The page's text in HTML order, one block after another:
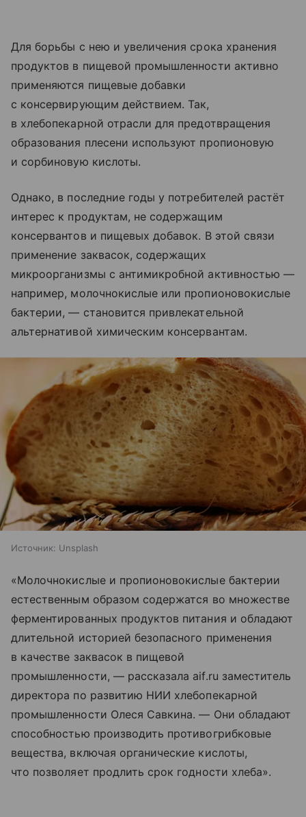
Для борьбы с нею и увеличения срока хранения
продуктов в пищевой промышленности активно
применяются пищевые добавки
с консервирующим действием. Так,
в хлебопекарной отрасли для предотвращения
образования плесени используют пропионовую
и сорбиновую кислоты.
Однако, в последние годы у потребителей растёт
интерес к продуктам, не содержащим
консервантов и пищевых добавок. В этой связи
применение заквасок, содержащих
микроорганизмы с антимикробной активностью —
например, молочнокислые или пропионовокислые
бактерии, — становится привлекательной
альтернативой химическим консервантам.
Источник: Unsplash
«Молочнокислые и пропионовокислые бактерии
естественным образом содержатся во множестве
ферментированных продуктов питания и обладают
длительной историей безопасного применения
в качестве заквасок в пищевой
промышленности, — рассказала aif.ru заместитель
директора по развитию НИИ хлебопекарной
промышленности Олеся Савкина. — Они обладают
способностью производить противогрибковые
вещества, включая органические кислоты,
что позволяет продлить срок годности хлеба».